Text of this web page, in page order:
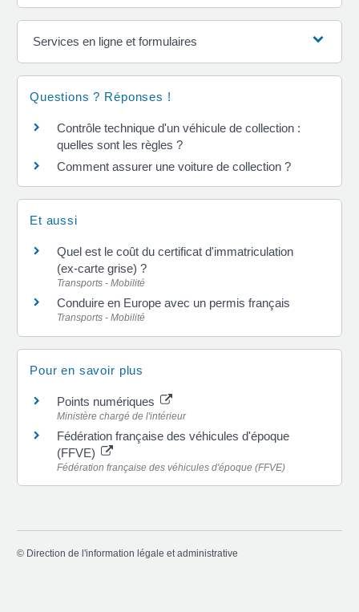
Services en ligne et formulaires
Questions ? Réponses !
Contrôle technique d'un véhicule de collection :
quelles sont les règles ?
Comment assurer une voiture de collection ?
Et aussi
Quel est le coût du certificat d'immatriculation
(ex-carte grise) ?
Transports - Mobilité
Conduire en Europe avec un permis français
Transports - Mobilité
Pour en savoir plus
Points numériques
Ministère chargé de l'intérieur
Fédération française des véhicules d'époque
(FFVE)
Fédération française des véhicules d'époque (FFVE)
© Direction de l'information légale et administrative